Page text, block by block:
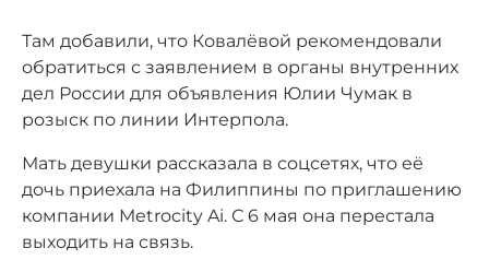
Там добавили, что Ковалёвой рекомендовали
обратиться с заявлением в органы внутренних
дел России для объявления Юлии Чумак в
розыск по линии Интерпола.
Мать девушки рассказала в соцсетях, что её
дочь приехала на Филиппины по приглашению
компании Metrocity Ai. С 6 мая она перестала
выходить на связь.